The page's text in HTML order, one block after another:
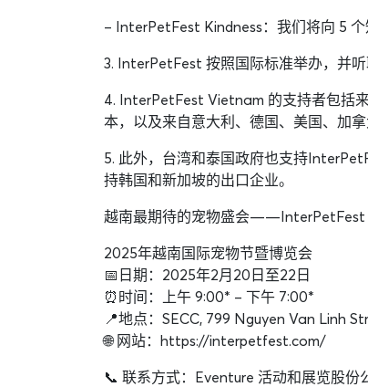
– InterPetFest Kindness：我们将向 5
3. InterPetFest 按照国际标准举办，并
4. InterPetFest Vietnam 的支持者包括
本，以及来自意大利、德国、美国、加
5. 此外，台湾和泰国政府也支持
持韩国和新加坡的出口企业。
越南最期待的宠物盛会——InterPetFest
2025年越南国际宠物节暨博览会
📅日期：2025年2月20日至22日
⏰时间：上午 9:00* – 下午 7:00*
📍地点：SECC, 799 Nguyen Van Linh
🌐 网站：https://interpetfest.com/
📞 联系方式：Eventure 活动和展览股份